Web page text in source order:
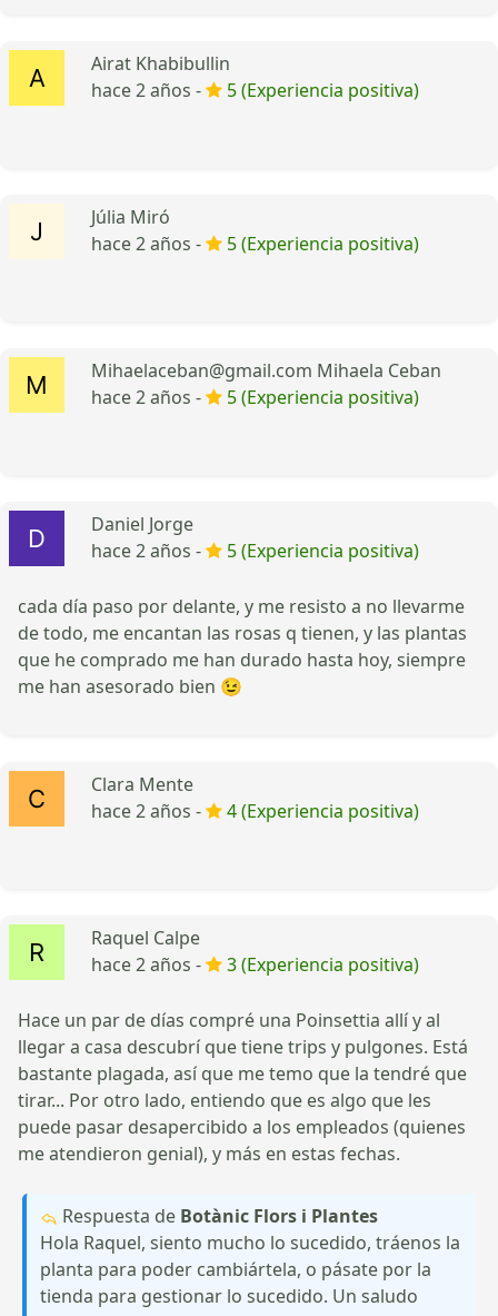
Airat Khabibullin
hace 2 años -
5 (Experiencia positiva)
Júlia Miró
hace 2 años -
5 (Experiencia positiva)
Mihaelaceban@gmail.com Mihaela Ceban
hace 2 años -
5 (Experiencia positiva)
Daniel Jorge
hace 2 años -
5 (Experiencia positiva)
cada día paso por delante, y me resisto a no llevarme
de todo, me encantan las rosas q tienen, y las plantas
que he comprado me han durado hasta hoy, siempre
me han asesorado bien 😉
Clara Mente
hace 2 años -
4 (Experiencia positiva)
Raquel Calpe
hace 2 años -
3 (Experiencia positiva)
Hace un par de días compré una Poinsettia allí y al
llegar a casa descubrí que tiene trips y pulgones. Está
bastante plagada, así que me temo que la tendré que
tirar... Por otro lado, entiendo que es algo que les
puede pasar desapercibido a los empleados (quienes
me atendieron genial), y más en estas fechas.
Respuesta de Botànic Flors i Plantes
Hola Raquel, siento mucho lo sucedido, tráenos la
planta para poder cambiártela, o pásate por la
tienda para gestionar lo sucedido. Un saludo